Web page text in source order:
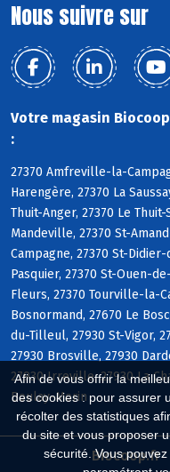
Afin de vous offrir la
des cookies : pour assurer
récolter des statistiques
du site et vous proposer
sécurité. Vous
Nous suivre sur
Votre magasin
:
27370 Amfreville-la-
Harengère, 27370 La
Thuit-Anger, 27370 Le
Mandeville, 27370 St-
Campagne, 27370 St-
Pasquier, 27370 St-Ouen-
Fleurs, 27370 Tourville-la-
Bosnormand, 27670 Le
du-Tilleul, 27930 St-Vigor,
27930 Brosville, 27930
27930 Irreville, 27930 La
Boulay-Morin
Biocoop.fr